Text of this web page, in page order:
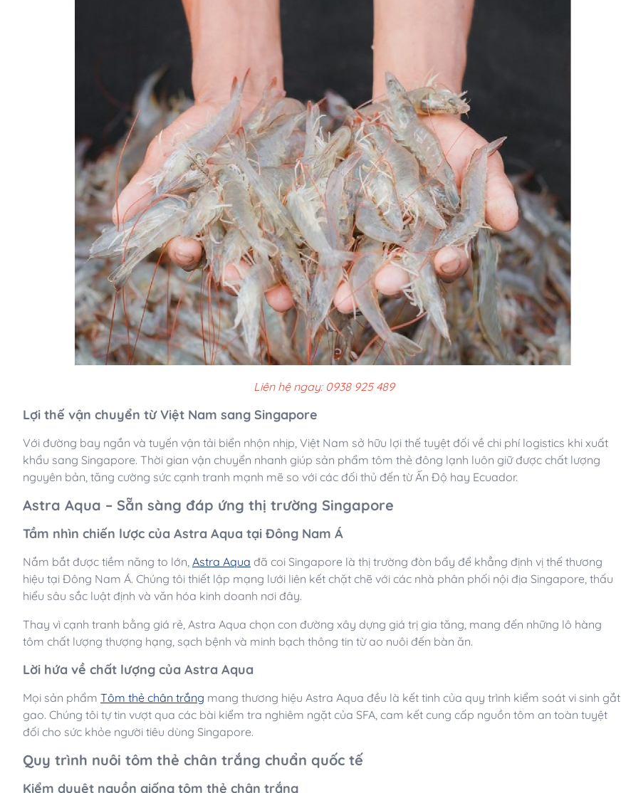
Liên hệ ngay: 0938 925 489
Lợi thế vận chuyển từ Việt Nam sang Singapore
Với đường bay ngắn và tuyến vận tải biển nhộn nhịp, Việt Nam sở hữu lợi thế tuyệt đối về chi phí logistics khi xuất
khẩu sang Singapore. Thời gian vận chuyển nhanh giúp sản phẩm tôm thẻ đông lạnh luôn giữ được chất lượng
nguyên bản, tăng cường sức cạnh tranh mạnh mẽ so với các đối thủ đến từ Ấn Độ hay Ecuador.
Astra Aqua – Sẵn sàng đáp ứng thị trường Singapore
Tầm nhìn chiến lược của Astra Aqua tại Đông Nam Á
Nắm bắt được tiềm năng to lớn, Astra Aqua đã coi Singapore là thị trường đòn bẩy để khẳng định vị thế thương
hiệu tại Đông Nam Á. Chúng tôi thiết lập mạng lưới liên kết chặt chẽ với các nhà phân phối nội địa Singapore, thấu
hiểu sâu sắc luật định và văn hóa kinh doanh nơi đây.
Thay vì cạnh tranh bằng giá rẻ, Astra Aqua chọn con đường xây dựng giá trị gia tăng, mang đến những lô hàng
tôm chất lượng thượng hạng, sạch bệnh và minh bạch thông tin từ ao nuôi đến bàn ăn.
Lời hứa về chất lượng của Astra Aqua
Mọi sản phẩm Tôm thẻ chân trắng mang thương hiệu Astra Aqua đều là kết tinh của quy trình kiểm soát vi sinh gắt
gao. Chúng tôi tự tin vượt qua các bài kiểm tra nghiêm ngặt của SFA, cam kết cung cấp nguồn tôm an toàn tuyệt
đối cho sức khỏe người tiêu dùng Singapore.
Quy trình nuôi tôm thẻ chân trắng chuẩn quốc tế
Kiểm duyệt nguồn giống tôm thẻ chân trắng